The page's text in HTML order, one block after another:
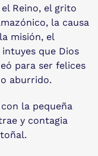
Reino, el grito
la causa
misión, el
que Dios
para ser felices
aburrido.
la pequeña
y contagia